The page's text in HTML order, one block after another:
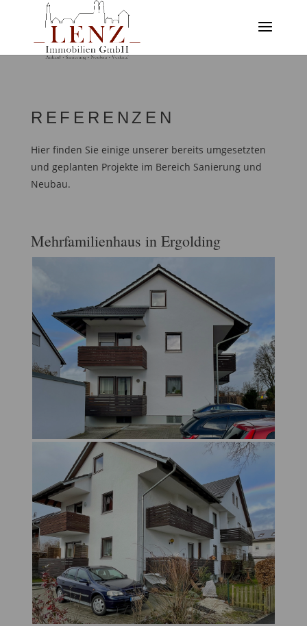
REFERENZEN
Hier finden Sie einige unserer bereits umgesetzten
und geplanten Projekte im Bereich Sanierung und
Neubau.
Mehrfamilienhaus in Ergolding